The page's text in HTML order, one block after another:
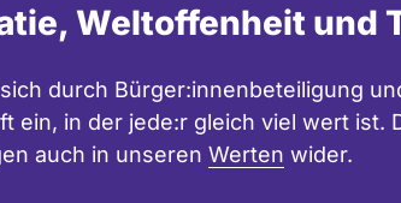
Weltoffenheit und
durch Bürger:innenbeteiligung
ein, in der jede:r gleich viel wert ist.
auch in unseren Werten wider.